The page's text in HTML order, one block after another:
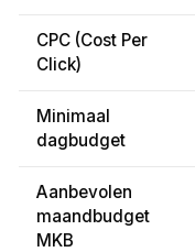
CPC (Cost Per
Click)
Minimaal
dagbudget
Aanbevolen
maandbudget
MKB